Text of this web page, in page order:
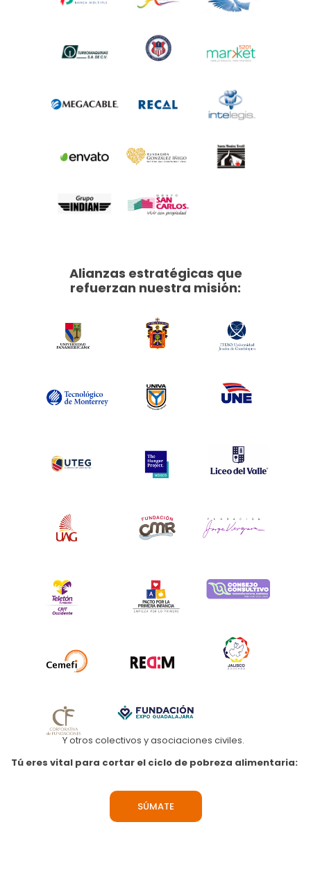
Alianzas estratégicas que
refuerzan nuestra misión:
Y otros colectivos y asociaciones civiles.
Tú eres vital para cortar el ciclo de pobreza alimentaria:
SÚMATE